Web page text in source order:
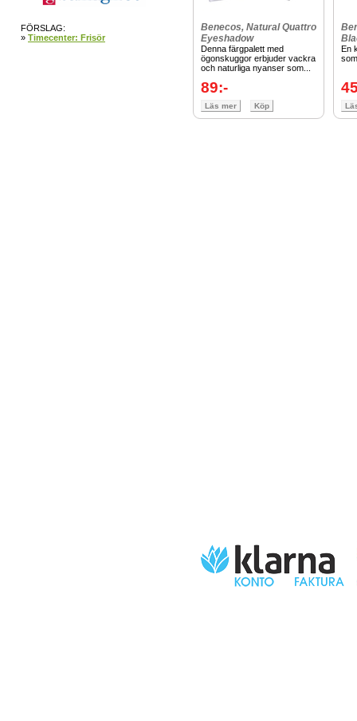
FÖRSLAG:
» Timecenter: Frisör
Benecos, Natural Quattro
Eyeshadow
Denna färgpalett med
ögonskuggor erbjuder vackra
och naturliga nyanser som...
89:-
Läs mer Köp
En